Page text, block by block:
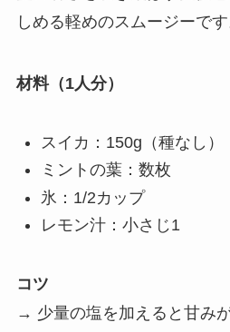
しめる軽めのスムージーです
材料（1人分）
スイカ：150g（種なし）
ミントの葉：数枚
氷：1/2カップ
レモン汁：小さじ1
コツ
→ 少量の塩を加えると甘み